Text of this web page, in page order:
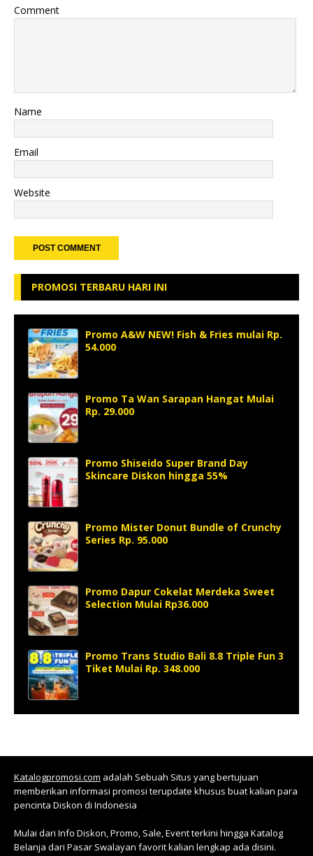
Comment
Name
Email
Website
PROMOSI TERBARU HARI INI
Promo A&W NEW! Fish & Fries mulai Rp.
54.000
Promo Ta Wan Sarapan Hangat Mulai
Rp. 29.000
Promo Shiseido Super Brand Day
Skincare Diskon hingga 55%
Promo Mister Donut Bundle of Crunchy
Series Rp. 95.000
Promo Dapur Cokelat Merdeka Sweet
Selection Mulai Rp36.000
Promo Trans Studio Bali 8.8 Triple Fun 3
Tiket Mulai Rp. 348.000
Katalogpromosi.com adalah Sebuah Situs yang bertujuan
memberikan informasi promosi terupdate khusus buat kalian para
pencinta Diskon di Indonesia
Mulai dari Info Diskon, Promo, Sale, Event terkini hingga Katalog
Belanja dari Pasar Swalayan favorit kalian lengkap ada disini.